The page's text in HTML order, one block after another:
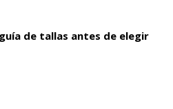
de tallas antes de elegir